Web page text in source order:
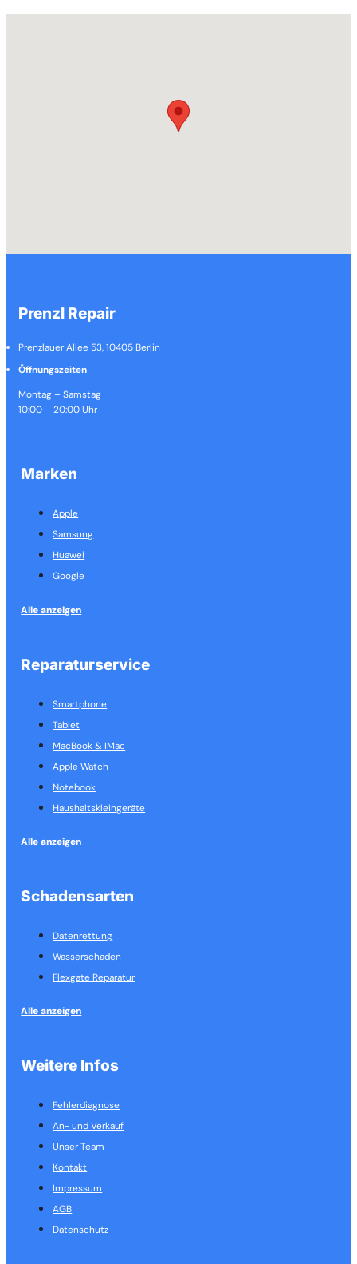
Prenzl Repair
Prenzlauer Allee 53, 10405 Berlin
Öffnungszeiten
Montag – Samstag
10:00 – 20:00 Uhr
Marken
Apple
Samsung
Huawei
Google
Alle anzeigen
Reparaturservice
Smartphone
Tablet
MacBook & IMac
Apple Watch
Notebook
Haushalts­kleingeräte
Alle anzeigen
Schadensarten
Datenrettung
Wasserschaden
Flexgate Reparatur
Alle anzeigen
Weitere Infos
Fehlerdiagnose
An- und Verkauf
Unser Team
Kontakt
Impressum
AGB
Datenschutz